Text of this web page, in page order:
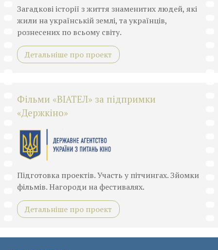
Загадкові історії з життя знаменитих людей, які
жили на українській землі, та українців,
рознесених по всьому світу.
Детальніше про проект
Фільми «ВІАТЕЛ» за підпримки
«Держкіно»
Підготовка проектів. Участь у пітчингах. Зйомки
фільмів. Нагороди на фестивалях.
Детальніше про проект